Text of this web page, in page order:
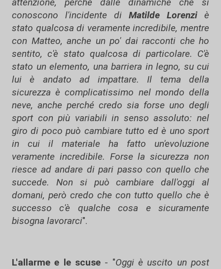
attenzione, perché dalle dinamiche che si
conoscono l'incidente di Matilde Lorenzi è
stato qualcosa di veramente incredibile, mentre
con Matteo, anche un po' dai racconti che ho
sentito, c'è stato qualcosa di particolare. C'è
stato un elemento, una barriera in legno, su cui
lui è andato ad impattare. Il tema della
sicurezza è complicatissimo nel mondo della
neve, anche perché credo sia forse uno degli
sport con più variabili in senso assoluto: nel
giro di poco può cambiare tutto ed è uno sport
in cui il materiale ha fatto un'evoluzione
veramente incredibile. Forse la sicurezza non
riesce ad andare di pari passo con quello che
succede. Non si può cambiare dall'oggi al
domani, però credo che con tutto quello che è
successo c'è qualche cosa e sicuramente
bisogna lavorarci".
L'allarme e le scuse - "Oggi è uscito un post